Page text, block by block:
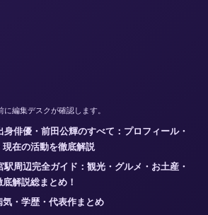
編集デスクが確認します。
身俳優・前田公輝のすべて：プロフィール・
在の活動を徹底解説
駅周辺完全ガイド：観光・グルメ・お土産・
解説総まとめ！
・学歴・代表作まとめ